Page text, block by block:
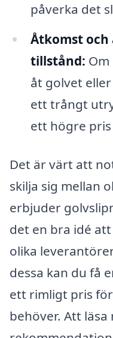
påverka det
Åtkomst och
tillstånd:
åt golvet
ett trångt
ett högre
Det är värt att
skilja sig mellan
erbjuder
det en bra idé
olika
dessa kan du få
ett rimligt pris
behöver. Att